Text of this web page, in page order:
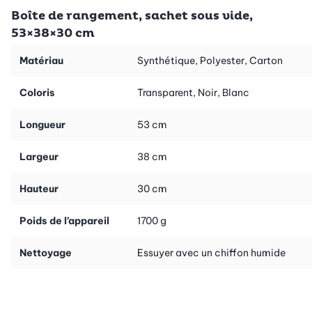
Boîte de rangement, sachet sous vide,
53×38×30 cm
Matériau Synthétique, Polyester, Carton
Coloris Transparent, Noir, Blanc
Longueur 53 cm
Largeur 38 cm
Hauteur 30 cm
Poids de l’appareil 1700 g
Nettoyage Essuyer avec un chiffon humide